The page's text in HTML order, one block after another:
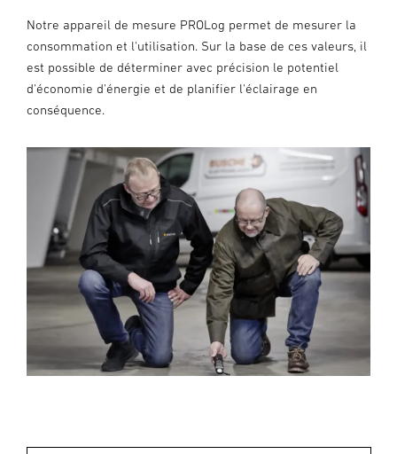
Notre appareil de mesure PROLog permet de mesurer la
consommation et l'utilisation. Sur la base de ces valeurs, il
est possible de déterminer avec précision le potentiel
d'économie d'énergie et de planifier l'éclairage en
conséquence.